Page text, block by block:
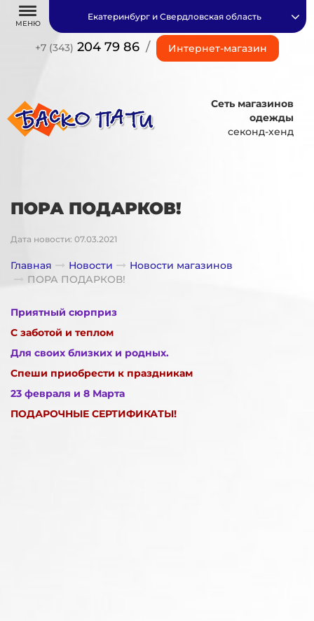
МЕНЮ
+7 (343) 204 79 86 / Интернет-магазин
Екатеринбург и Свердловская область
Сеть магазинов
одежды
секонд-хенд
ПОРА ПОДАРКОВ!
Дата новости: 07.03.2021
Главная Новости
Новости магазинов
ПОРА ПОДАРКОВ!
Приятный сюрприз
С заботой и теплом
Для своих близких и родных.
Спеши приобрести к праздникам
23 февраля и 8 Марта
ПОДАРОЧНЫЕ СЕРТИФИКАТЫ!